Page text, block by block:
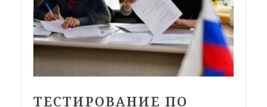
ТЕСТИРОВАНИЕ ПО